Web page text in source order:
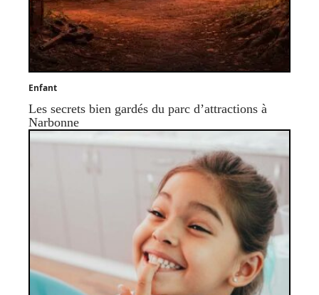
Enfant
Les secrets bien gardés du parc d’attractions à
Narbonne